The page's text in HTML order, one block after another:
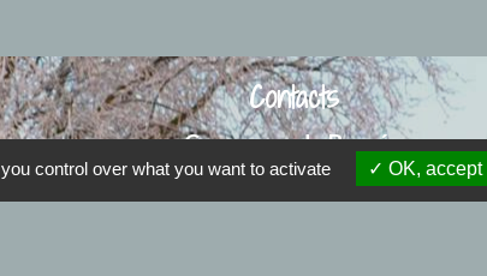
Contacts
Commune de Bersée
17 place du Maréchal Alexander
59235 Bersée - FRANCE
control over what you want to activate OK, accept